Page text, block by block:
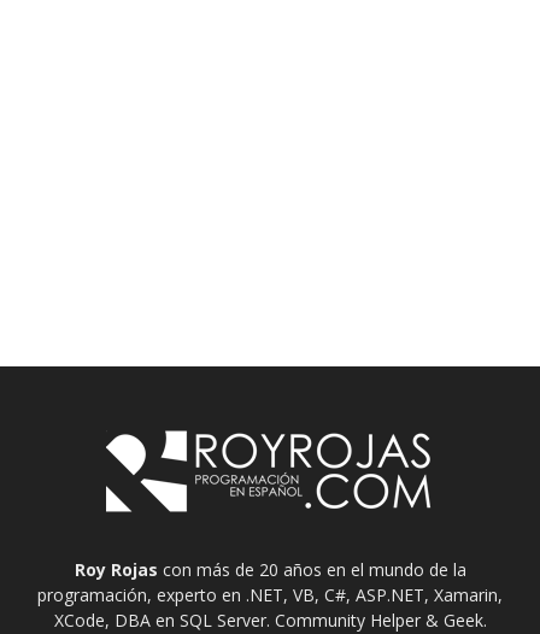
Roy Rojas con más de 20 años en el mundo de la
programación, experto en .NET, VB, C#, ASP.NET, Xamarin,
XCode, DBA en SQL Server. Community Helper & Geek.